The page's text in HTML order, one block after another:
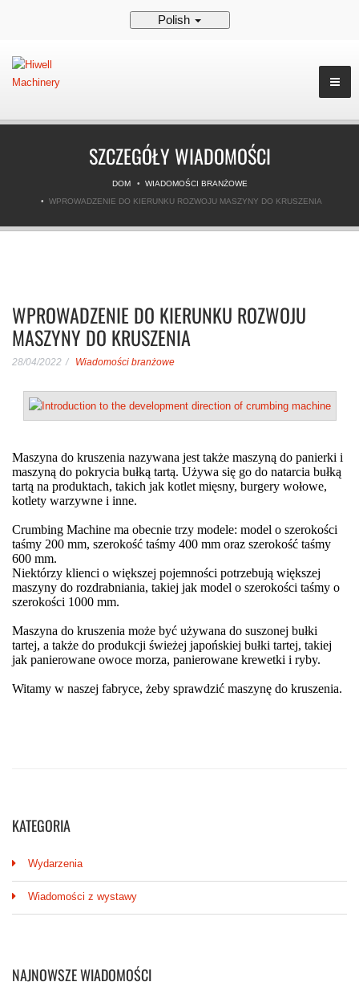
Polish
SZCZEGÓŁY WIADOMOŚCI
DOM
WIADOMOŚCI BRANŻOWE
WPROWADZENIE DO KIERUNKU ROZWOJU MASZYNY DO KRUSZENIA
WPROWADZENIE DO KIERUNKU ROZWOJU
MASZYNY DO KRUSZENIA
28/04/2022 Wiadomości branżowe
KATEGORIA
Wydarzenia
Wiadomości z wystawy
NAJNOWSZE WIADOMOŚCI